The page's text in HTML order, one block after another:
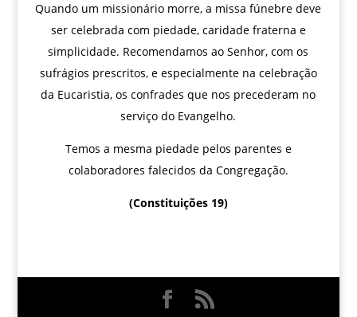
Quando um missionário morre, a missa fúnebre deve
ser celebrada com piedade, caridade fraterna e
simplicidade. Recomendamos ao Senhor, com os
sufrágios prescritos, e especialmente na celebração
da Eucaristia, os confrades que nos precederam no
serviço do Evangelho.
Temos a mesma piedade pelos parentes e
colaboradores falecidos da Congregação.
(Constituições 19)